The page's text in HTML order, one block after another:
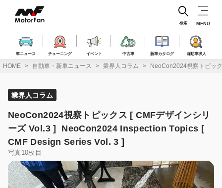
ス
車ニュース チューニング イベント 中古車 新車カタログ 自動車求人
検索 MENU
HOME 自動車・新車ニュース 業界人コラム NeoCon2024視察トピッ
業界人コラム
NeoCon2024視察トピックス [ CMFデザインシリ
ーズ Vol.3 ] NeoCon2024 Inspection Topics [
CMF Design Series Vol. 3 ]
写真10枚目